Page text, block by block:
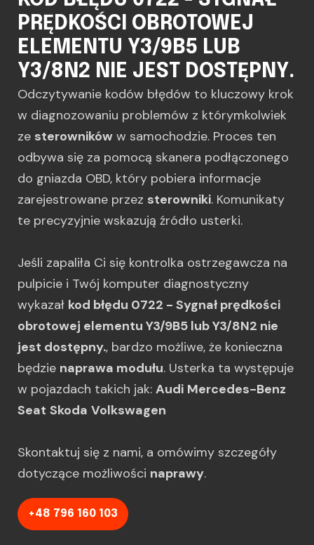
PRĘDKOŚCI OBROTOWEJ
ELEMENTU Y3/9B5 LUB
Y3/8N2 NIE JEST DOSTĘPNY.
Odczytywanie kodów błędów to kluczowy krok
w diagnozowaniu problemów z którymkolwiek
ze sterowników w samochodzie. Proces ten
odbywa się za pomocą skanera podłączonego
do gniazda OBD, który pobiera informacje
zarejestrowane przez sterowniki. Komunikaty
te precyzyjnie wskazują źródło usterki.
Jeśli zapaliła Ci się kontrolka ostrzegawcza na
pulpicie i Twój komputer diagnostyczny
wykazał kod błędu 0722 - Sygnał prędkości
obrotowej elementu Y3/9B5 lub Y3/8N2 nie
jest dostępny., bardzo możliwe, że konieczna
będzie naprawa modułu. Usterka ta występuje
w pojazdach takich jak: Audi Mercedes-Benz
Seat Skoda Volkswagen
Skontaktuj się z nami, a omówimy szczegóły
dotyczące możliwości naprawy.
+48 796 160 103